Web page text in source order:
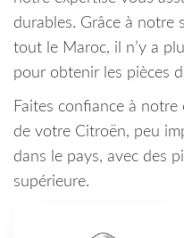
durables. Grâce à notre
tout le Maroc, il n’y a
pour obtenir les pièces
Faites confiance à
de votre Citroën, peu
dans le pays, avec des
supérieure.